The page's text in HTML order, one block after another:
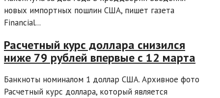
новых импортных пошлин США, пишет газета
Financial...
Расчетный курс доллара снизился
ниже 79 рублей впервые с 12 марта
Банкноты номиналом 1 доллар США. Архивное фото
Расчетный курс доллара, который является